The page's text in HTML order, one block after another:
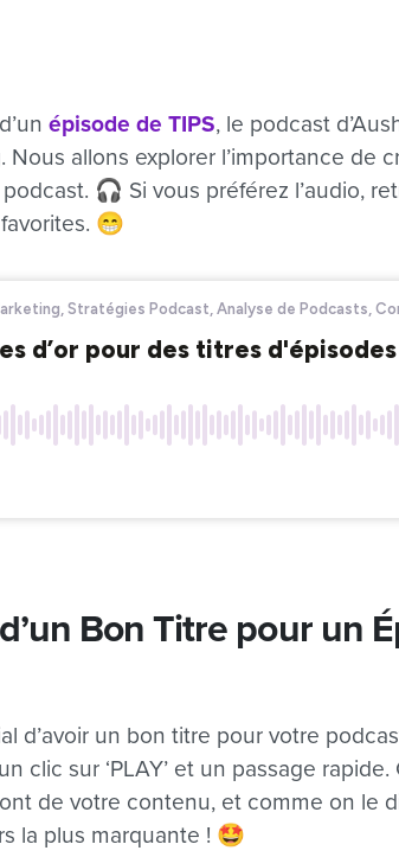
épisode de TIPS, le podcast
allons explorer l’importance de
🎧 Si vous préférez l’audio,
😁
Bon Titre pour un
d’avoir un bon titre pour votre
clic sur ‘PLAY’ et un passage
de votre contenu, et comme on le
la plus marquante ! 🤩